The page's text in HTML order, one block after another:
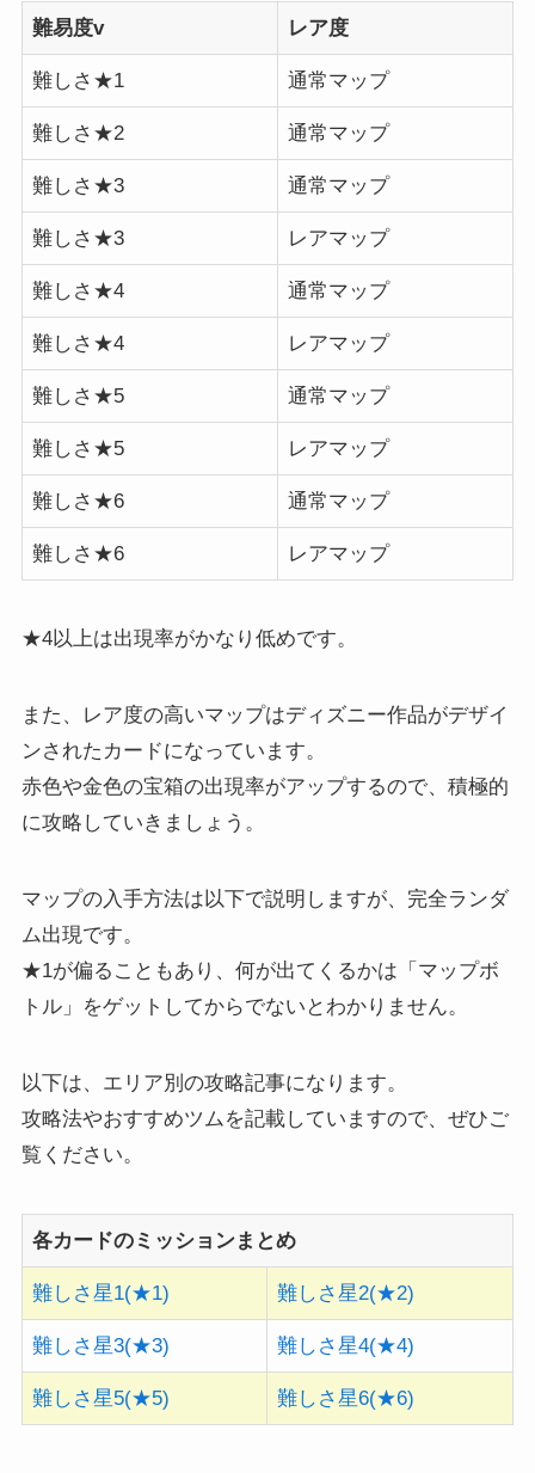
難易度v レア度
難しさ★1 通常マップ
難しさ★2 通常マップ
難しさ★3 通常マップ
難しさ★3 レアマップ
難しさ★4 通常マップ
難しさ★4 レアマップ
難しさ★5 通常マップ
難しさ★5 レアマップ
難しさ★6 通常マップ
難しさ★6 レアマップ
★4以上は出現率がかなり低めです。
また、レア度の高いマップはディズニー作品がデザイ
ンされたカードになっています。
赤色や金色の宝箱の出現率がアップするので、積極的
に攻略していきましょう。
マップの入手方法は以下で説明しますが、完全ランダ
ム出現です。
★1が偏ることもあり、何が出てくるかは「マップボ
トル」をゲットしてからでないとわかりません。
以下は、エリア別の攻略記事になります。
攻略法やおすすめツムを記載していますので、ぜひご
覧ください。
各カードのミッションまとめ
難しさ星1(★1) 難しさ星2(★2)
難しさ星3(★3) 難しさ星4(★4)
難しさ星5(★5) 難しさ星6(★6)